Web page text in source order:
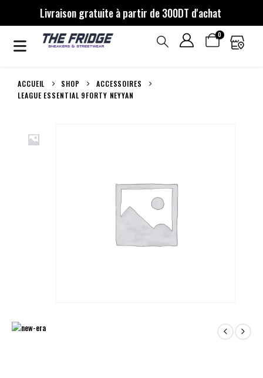
Livraison gratuite à partir de 300DT d'achat
0
ACCUEIL SHOP
ACCESSOIRES
LEAGUE ESSENTIAL 9FORTY NEYYAN